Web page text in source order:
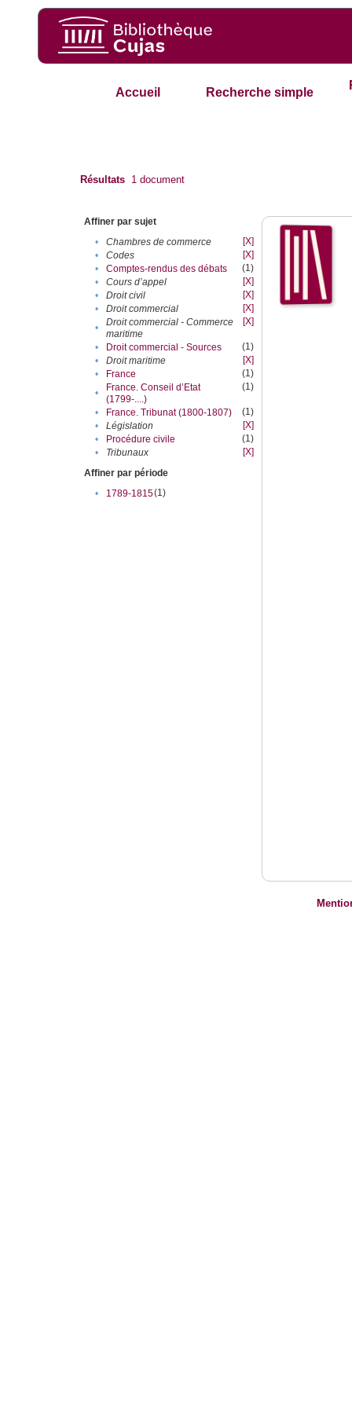
Accueil Recherche simple
Résultats 1 document
Affiner par sujet
•
Chambres de commerce
[X]
•
Codes
[X]
•
Comptes-rendus des débats
(1)
•
Cours d’appel
[X]
•
Droit civil
[X]
•
Droit commercial
[X]
•
Droit commercial - Commerce
maritime
[X]
• Droit commercial - Sources
(1)
•
Droit maritime
[X]
•
France
(1)
•
France. Conseil d’Etat
(1799-....)
(1)
• France. Tribunat (1800-1807)
(1)
•
Législation
[X]
•
Procédure civile
(1)
•
Tribunaux
[X]
Affiner par période
•
1789-1815(1)